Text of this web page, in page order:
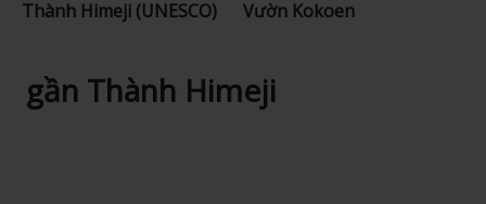
Thành Himeji (UNESCO) Vườn Kokoen
gần Thành Himeji